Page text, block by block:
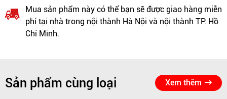
Mua sản phẩm này có thể bạn sẽ được giao hàng miễn
phí tại nhà trong nội thành Hà Nội và nội thành TP. Hồ
Chí Minh.
Sản phẩm cùng loại Xem thêm